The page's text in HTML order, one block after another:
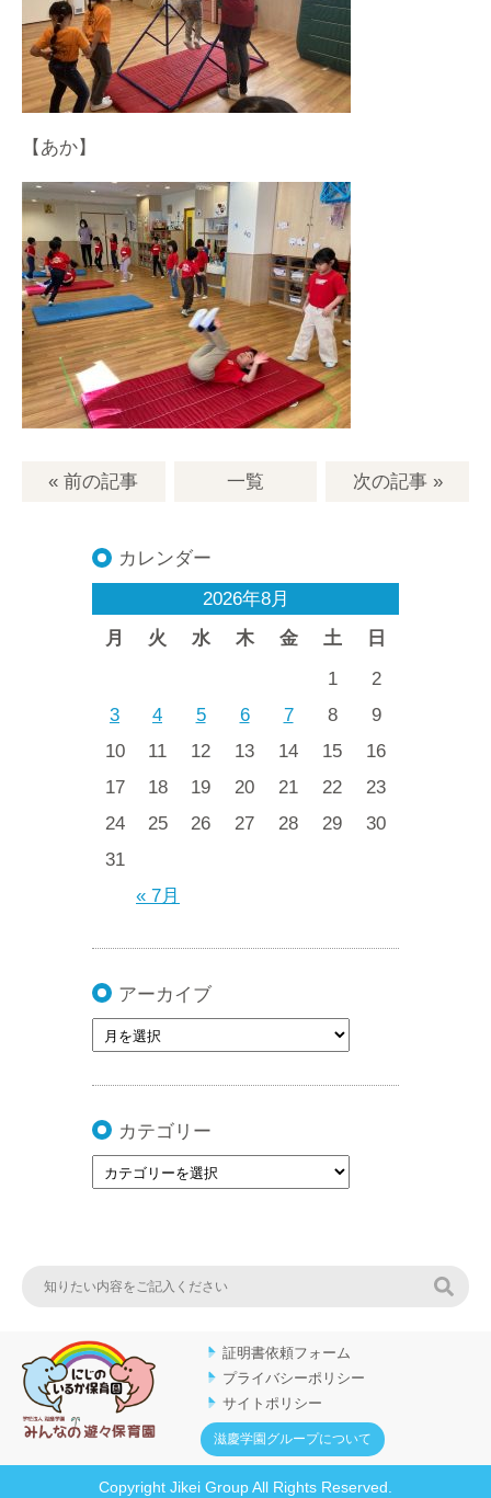
【あか】
« 前の記事 一覧 次の記事»
カレンダー
2026年8月
月
火 水 木 金 土 日
« 7月
1
2
3
4 5 6 7 8
9
10
11 12 13 14 15
16
17
18 19 20 21 22
23
24
25 26 27 28 29
30
31
アーカイブ
カテゴリー
証明書依頼フォーム
プライバシーポリシー
サイトポリシー
滋慶学園グループについて
Copyright Jikei Group All Rights Reserved.